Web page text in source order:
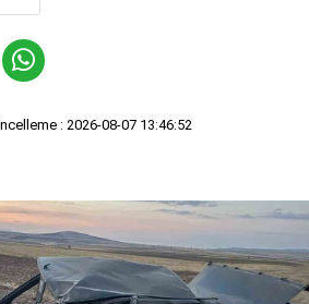
: 2026-08-07 13:46:52